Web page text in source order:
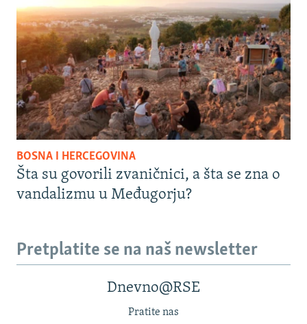
BOSNA I HERCEGOVINA
Šta su govorili zvaničnici, a šta se zna o
vandalizmu u Međugorju?
Pretplatite se na naš newsletter
Dnevno@RSE
Pratite nas